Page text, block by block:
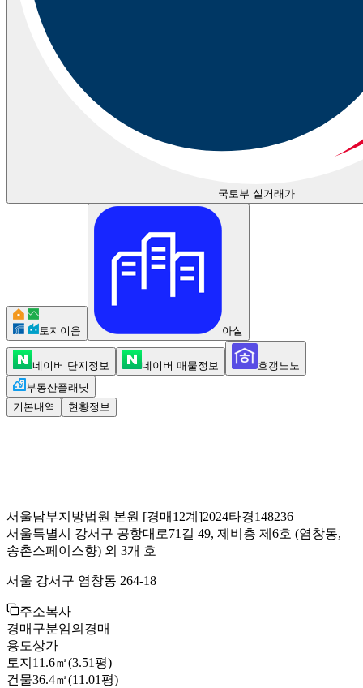
국토부 실거래가
토지이음 아실
네이버 단지정보 네이버 매물정보
호갱노노
부동산플래닛
기본내역
현황정보
서울남부지방법원 본원 [경매12계]2024타경148236
서울특별시 강서구 공항대로71길 49, 제비층 제6호 (염창동,
송촌스페이스향) 외 3개 호
서울 강서구 염창동 264-18
주소복사
경매구분임의경매
용도상가
토지 11.6㎡(3.51평)
건물36.4㎡(11.01평)